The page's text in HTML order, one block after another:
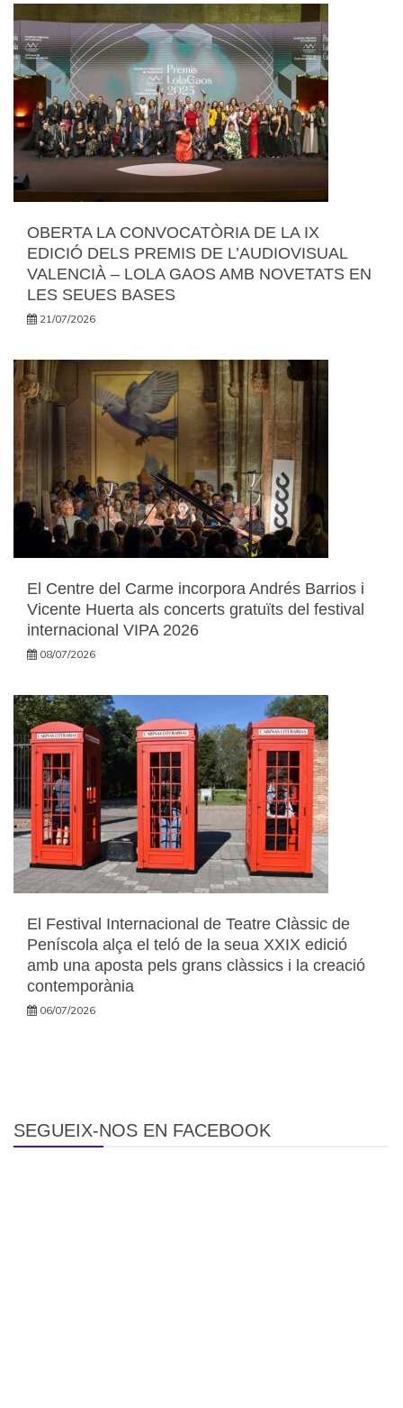
OBERTA LA CONVOCATÒRIA DE LA IX
EDICIÓ DELS PREMIS DE L’AUDIOVISUAL
VALENCIÀ – LOLA GAOS AMB NOVETATS EN
LES SEUES BASES
21/07/2026
El Centre del Carme incorpora Andrés Barrios i
Vicente Huerta als concerts gratuïts del festival
internacional VIPA 2026
08/07/2026
El Festival Internacional de Teatre Clàssic de
Peníscola alça el teló de la seua XXIX edició
amb una aposta pels grans clàssics i la creació
contemporània
06/07/2026
SEGUEIX-NOS EN FACEBOOK